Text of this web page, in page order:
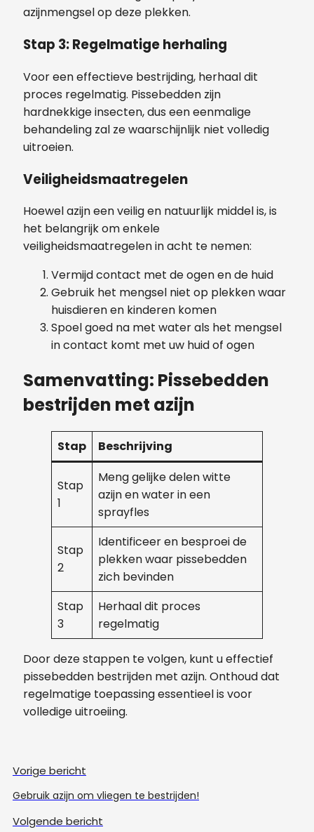
azijnmengsel op deze plekken.
Stap 3: Regelmatige herhaling
Voor een effectieve bestrijding, herhaal dit
proces regelmatig. Pissebedden zijn
hardnekkige insecten, dus een eenmalige
behandeling zal ze waarschijnlijk niet volledig
uitroeien.
Veiligheidsmaatregelen
Hoewel azijn een veilig en natuurlijk middel is, is
het belangrijk om enkele
veiligheidsmaatregelen in acht te nemen:
Vermijd contact met de ogen en de huid
Gebruik het mengsel niet op plekken waar
huisdieren en kinderen komen
Spoel goed na met water als het mengsel
in contact komt met uw huid of ogen
Samenvatting: Pissebedden
bestrijden met azijn
Stap Beschrijving
Stap
1
Meng gelijke delen witte
azijn en water in een
sprayfles
Stap
2
Identificeer en besproei de
plekken waar pissebedden
zich bevinden
Stap
3
Herhaal dit proces
regelmatig
Door deze stappen te volgen, kunt u effectief
pissebedden bestrijden met azijn. Onthoud dat
regelmatige toepassing essentieel is voor
volledige uitroeiing.
Vorige bericht
Gebruik azijn om vliegen te bestrijden!
Volgende bericht